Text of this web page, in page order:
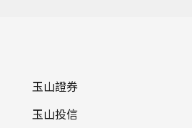
玉山證券
玉山投信